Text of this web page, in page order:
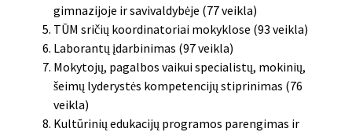
gimnazijoje ir savivaldybėje (77 veikla)
TŪM sričių koordinatoriai mokyklose (93 veikla)
Laborantų įdarbinimas (97 veikla)
Mokytojų, pagalbos vaikui specialistų, mokinių,
šeimų lyderystės kompetencijų stiprinimas (76
veikla)
Kultūrinių edukacijų programos parengimas ir